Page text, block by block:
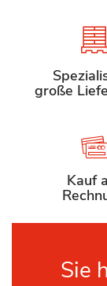
große
Kauf
Sie